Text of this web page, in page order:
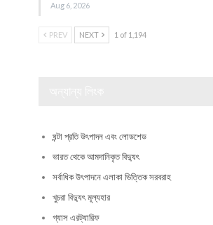
Aug 6, 2026
PREV NEXT 1 of 1,194
ঘন্টা প্রতি উৎপাদন এবং লোডশেড
ভারত থেকে আমদানিকৃত বিদ্যুৎ
সর্বাধিক উৎপাদনে এলাকা ভিত্তিক সরবরাহ
খুচরা বিদ্যুৎ মূল্যহার
গ্যাস এরট্যারিফ